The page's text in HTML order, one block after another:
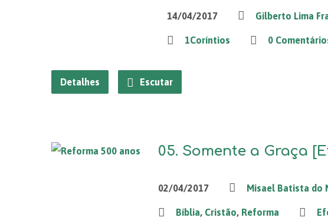
14/04/2017 Gilberto Lima
1Coríntios 0
Detalhes Escutar
05. Somente a Graça
02/04/2017 Misael Batista do
Bíblia, Cristão, Reforma